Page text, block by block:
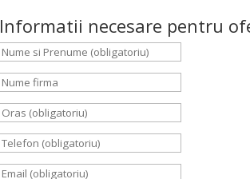
Informatii necesare pentru